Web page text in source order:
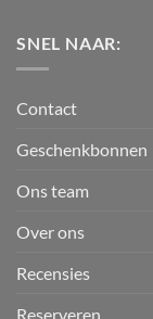
SNEL NAAR:
Contact
Geschenkbonnen
Ons team
Over ons
Recensies
Reserveren